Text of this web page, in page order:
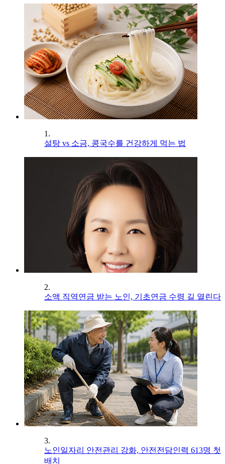
1.
설탕 vs 소금, 콩국수를 건강하게 먹는 법
2.
소액 직역연금 받는 노인, 기초연금 수령 길 열린다
3.
노인일자리 안전관리 강화, 안전전담인력 613명 첫
배치